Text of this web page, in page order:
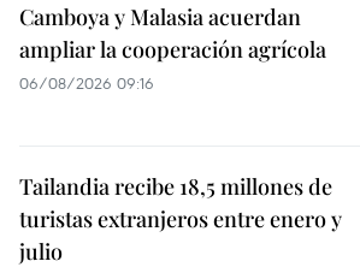
Camboya y Malasia acuerdan
ampliar la cooperación agrícola
06/08/2026 09:16
Tailandia recibe 18,5 millones de
turistas extranjeros entre enero y
julio